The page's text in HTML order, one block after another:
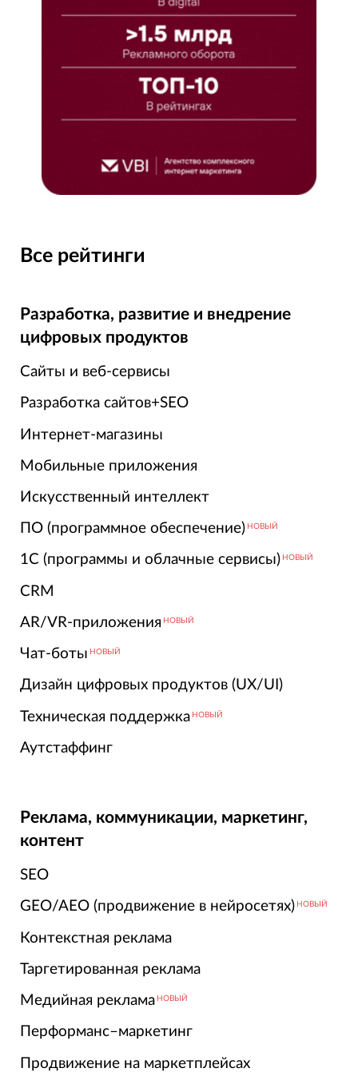
Все рейтинги
Разработка, развитие и внедрение
цифровых продуктов
Сайты и веб-сервисы
Разработка сайтов+SEO
Интернет-магазины
Мобильные приложения
Искусственный интеллект
ПО (программное обеспечение) НОВЫЙ
1С (программы и облачные сервисы) НОВЫЙ
CRM
AR/VR-приложения НОВЫЙ
Чат-боты НОВЫЙ
Дизайн цифровых продуктов (UX/UI)
Техническая поддержка НОВЫЙ
Аутстаффинг
Реклама, коммуникации, маркетинг,
контент
SEO
GEO/AEO (продвижение в нейросетях) НОВЫЙ
Контекстная реклама
Таргетированная реклама
Медийная реклама НОВЫЙ
Перформанс–маркетинг
Продвижение на маркетплейсах